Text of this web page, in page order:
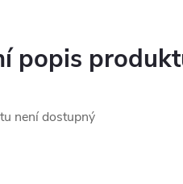
popis
není dostupný